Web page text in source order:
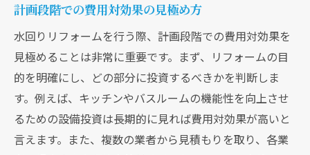
計画段階での費用対効果の見極め方
水回りリフォームを行う際、計画段階での費用対効果を
見極めることは非常に重要です。まず、リフォームの目
的を明確にし、どの部分に投資するべきかを判断しま
す。例えば、キッチンやバスルームの機能性を向上させ
るための設備投資は長期的に見れば費用対効果が高いと
言えます。また、複数の業者から見積もりを取り、各業